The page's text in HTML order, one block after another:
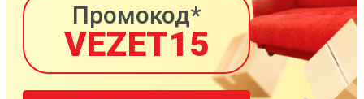
Промокод*
VEZET15